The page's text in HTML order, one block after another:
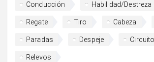
Conducción Habilidad/Destreza
Regate Tiro Cabeza
Paradas Despeje
Relevos